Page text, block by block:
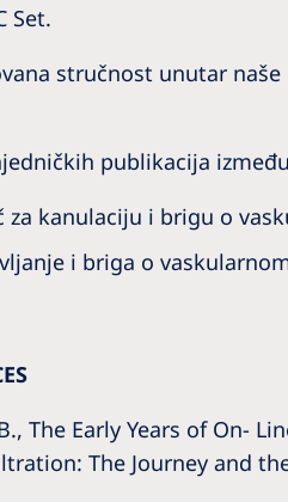
Set.
stručnost unutar
publikacija
za kanulaciju i brigu o
i briga o
The Early Years of On-
The Journey and